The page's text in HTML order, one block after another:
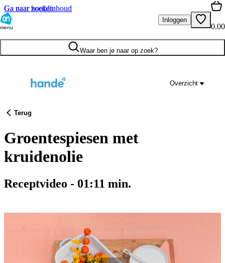
Ga naar hoofdinhoud
Ga naar zoeken
menu
Inloggen
0.00
Waar ben je naar op zoek?
Overzicht
Terug
Groentespiesen met
kruidenolie
Receptvideo - 01:11 min.